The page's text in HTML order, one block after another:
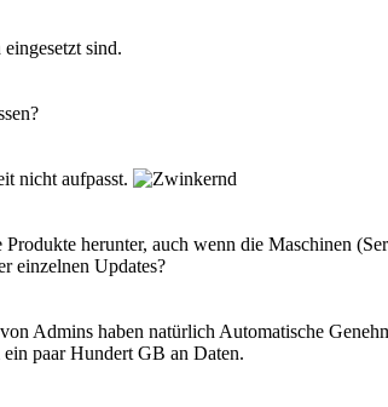
sind.
nicht aufpasst.
herunter, auch wenn die Maschinen
einzelnen Updates?
Admins haben natürlich Automatische
paar Hundert GB an Daten.